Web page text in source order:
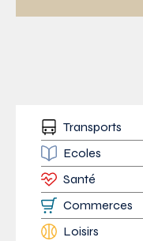
Transports
Ecoles
Santé
Commerces
Loisirs